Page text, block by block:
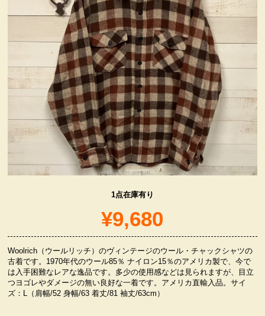
LIFE誌 企業広告切り抜き
ファイヤーキング他
コカコーラ・グッズ
カンパニー・グッズ
キャラクター・グッズ
喫煙具
服飾小物雑貨
1点在庫有り
¥9,680
Woolrich（ウールリッチ）のヴィンテージのウール・チャックシャツの
古着です。1970年代のウール85％ ナイロン15％のアメリカ製で、今で
は入手困難なレアな逸品です。多少の使用感などは見られますが、目立
つヨゴレやダメージの無い良好な一着です。アメリカ直輸入品。サイ
ズ：L（肩幅/52 身幅/63 着丈/81 袖丈/63cm）